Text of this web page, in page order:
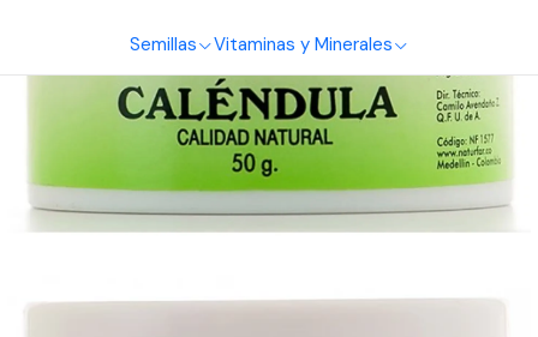
Semillas Vitaminas y Minerales